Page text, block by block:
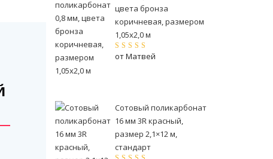
цвета бронза
коричневая, размером
1,05x2,0 м
Оценка5из 5
от Матвей
Сотовый поликарбонат
16 мм 3R красный,
размер 2,1×12 м,
стандарт